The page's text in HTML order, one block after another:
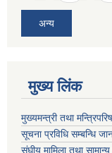
अन्य
मुख्य लिंक
मुख्यमन्त्री तथा
सूचना प्रविधि सम्बन्धि
संघीय मामिला तथा